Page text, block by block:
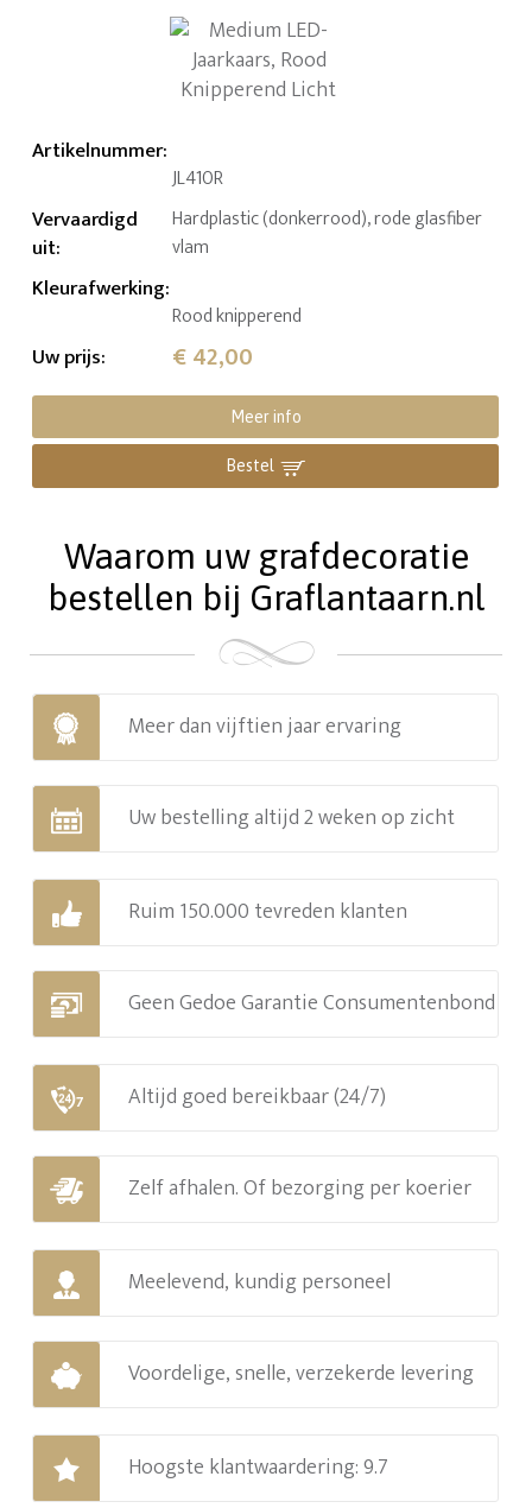
Artikelnummer:
JL410R
Vervaardigd
uit:
Hardplastic (donkerrood), rode glasfiber
vlam
Kleurafwerking:
Rood knipperend
Uw prijs: € 42,00
Meer info
Bestel
Waarom uw grafdecoratie
bestellen bij Graflantaarn.nl
Meer dan vijftien jaar ervaring
Uw bestelling altijd 2 weken op zicht
Ruim 150.000 tevreden klanten
Geen Gedoe Garantie Consumentenbond
Altijd goed bereikbaar (24/7)
Zelf afhalen. Of bezorging per koerier
Meelevend, kundig personeel
Voordelige, snelle, verzekerde levering
Hoogste klantwaardering: 9.7